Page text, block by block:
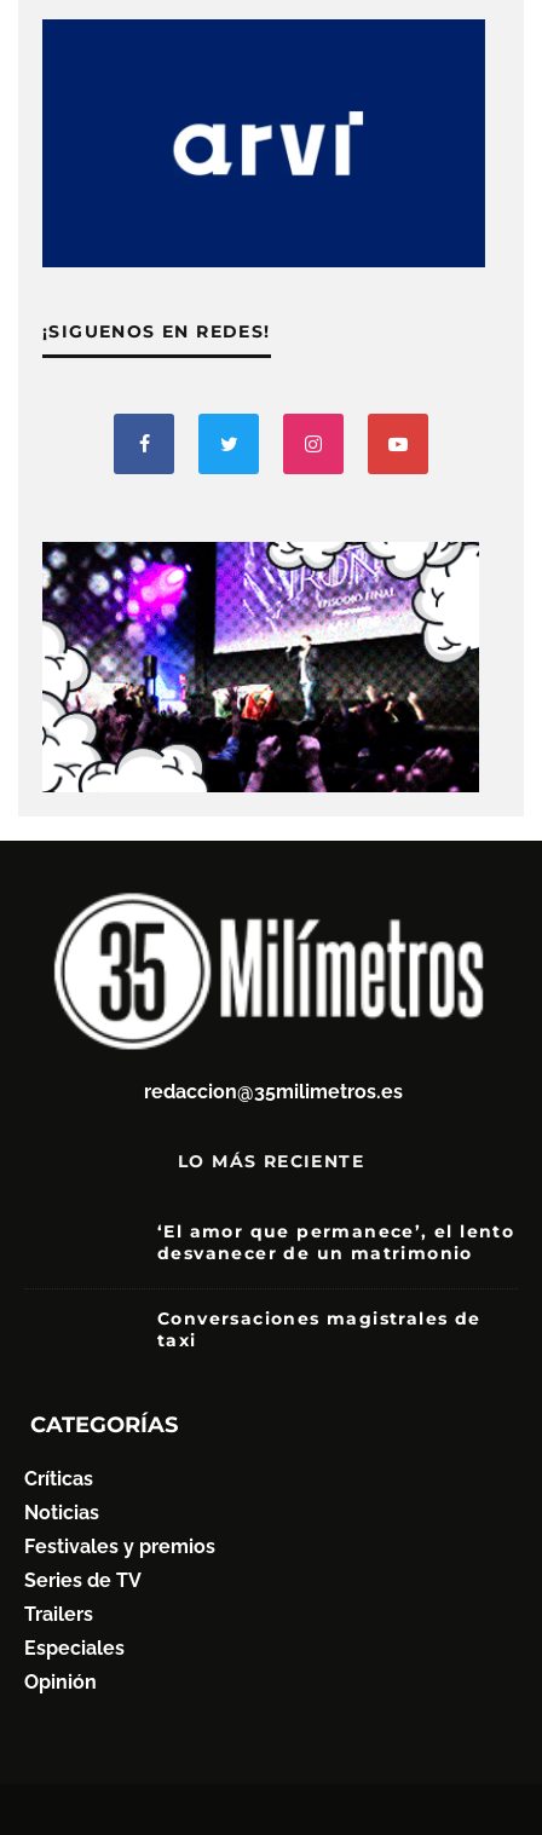
¡SIGUENOS EN REDES!
redaccion@35milimetros.es
LO MÁS RECIENTE
‘El amor que permanece’, el lento
desvanecer de un matrimonio
Conversaciones magistrales de
taxi
CATEGORÍAS
Críticas
Noticias
Festivales y premios
Series de TV
Trailers
Especiales
Opinión